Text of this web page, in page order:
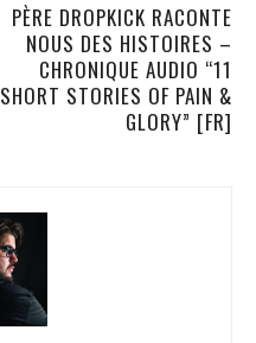
PÈRE DROPKICK RACONTE
NOUS DES HISTOIRES –
CHRONIQUE AUDIO “11
SHORT STORIES OF PAIN &
GLORY” [FR]